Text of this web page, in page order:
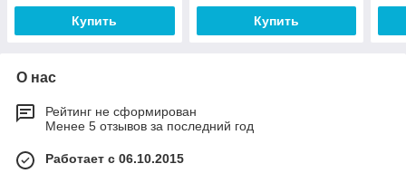
Купить Купить
О нас
Рейтинг не сформирован
Менее 5 отзывов за последний год
Работает с 06.10.2015